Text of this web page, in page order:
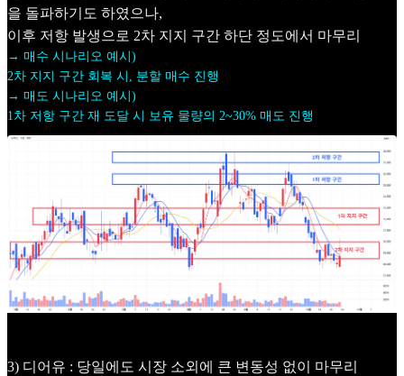
을 돌파하기도 하였으나,
이후 저항 발생으로 2차 지지 구간 하단 정도에서 마무리
→ 매수 시나리오 예시)
2차 지지 구간 회복 시, 분할 매수 진행
→ 매도 시나리오 예시)
1차 저항 구간 재 도달 시 보유 물량의 2~30% 매도 진행
3) 디어유 : 당일에도 시장 소외에 큰 변동성 없이 마무리